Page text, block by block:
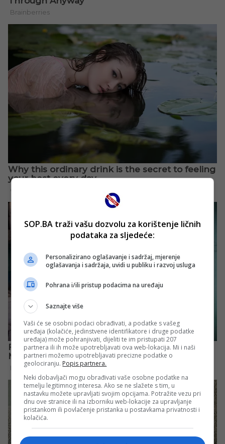
SOP.BA traži vašu dozvolu za korištenje ličnih
podataka za sljedeće:
Personalizirano oglašavanje i sadržaj, mjerenje
oglašavanja i sadržaja, uvidi u publiku i razvoj usluga
Pohrana i/ili pristup podacima na uređaju
Saznajte više
Vaši će se osobni podaci obrađivati, a podatke s vašeg
uređaja (kolačiće, jedinstvene identifikatore i druge podatke
uređaja) može pohranjivati, dijeliti te im pristupati 207
partnera ili ih može upotrebljavati ova web-lokacija. Mi i naši
partneri možemo upotrebljavati precizne podatke o
geolociranju. Popis partnera.
Neki dobavljači mogu obrađivati vaše osobne podatke na
temelju legitimnog interesa. Ako se ne slažete s tim, u
nastavku možete upravljati svojim opcijama. Potražite vezu pri
dnu ove stranice ili na izborniku web-lokacije za upravljanje
pristankom ili povlačenje pristanka u postavkama privatnosti i
kolačića.